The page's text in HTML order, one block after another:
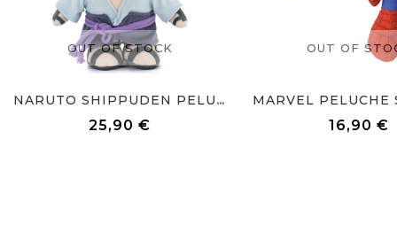
OUT OF STOCK
NARUTO SHIPPUDEN PELUCHE...
25,90 €
OUT OF
16,90 €